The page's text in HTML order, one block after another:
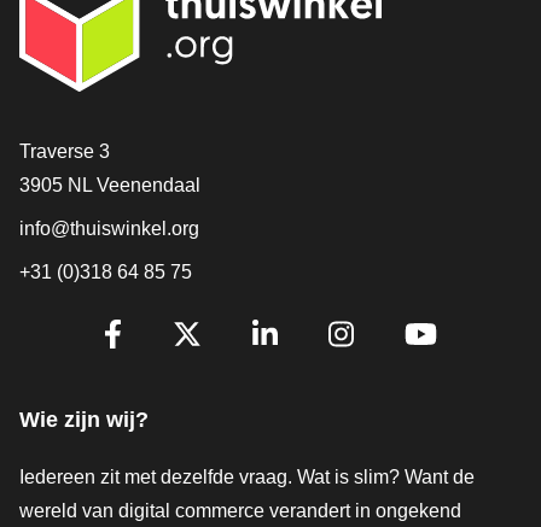
Contact
Traverse 3
3905 NL Veenendaal
info@thuiswinkel.org
+31 (0)318 64 85 75
Volg je ons al?
Wie zijn wij?
Iedereen zit met dezelfde vraag. Wat is slim? Want de
wereld van digital commerce verandert in ongekend